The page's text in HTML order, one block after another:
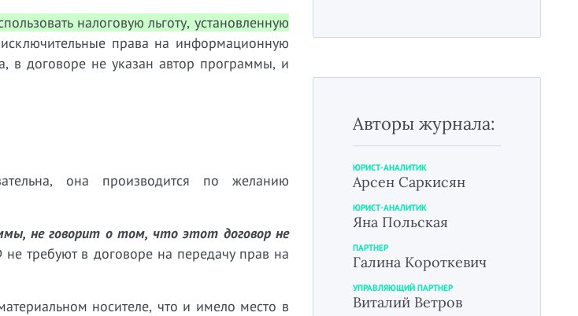
налоговую льготу, установленную
права на информационную
в договоре не указан автор программы, и
она производится по желанию
не говорит о том, что этот договор не
требуют в договоре на передачу прав на
носителе, что и имело место в
Авторы журнала:
ЮРИСТ-АНАЛИТИК
Арсен Саркисян
ЮРИСТ-АНАЛИТИК
Яна Польская
ПАРТНЕР
Галина Короткевич
УПРАВЛЯЮЩИЙ ПАРТНЕР
Виталий Ветров